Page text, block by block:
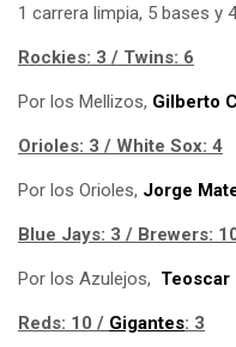
1 carrera limpia, 5 bases y
Rockies: 3 / Twins: 6
Por los Mellizos, Gilberto
Orioles: 3 / White Sox: 4
Por los Orioles, Jorge
Blue Jays: 3 / Brewers:
Por los Azulejos, Teoscar
Reds: 10 / Gigantes: 3